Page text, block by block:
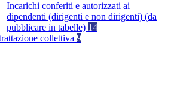
Incarichi conferiti e autorizzati ai
dipendenti (dirigenti e non dirigenti) (da
pubblicare in tabelle) 14
collettiva 9